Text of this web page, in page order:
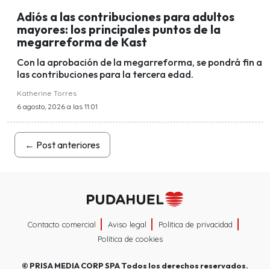
Adiós a las contribuciones para adultos
mayores: los principales puntos de la
megarreforma de Kast
Con la aprobación de la megarreforma, se pondrá fin a
las contribuciones para la tercera edad.
Katherine Torres
6 agosto, 2026 a las 11:01
← Post anteriores
Contacto comercial Aviso legal
Política de privacidad
Política de cookies
© PRISA MEDIA CORP SPATodos los derechos reservados.